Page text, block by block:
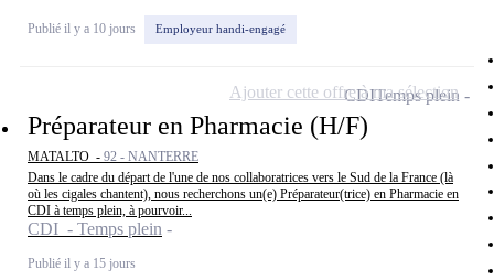
Publié il y a 10 jours Employeur handi-engagé
Préparateur en Pharmacie (H/F)
MATALTO - 92 - NANTERRE
Dans le cadre du départ de l'une de nos collaboratrices vers le Sud de la France (là
où les cigales chantent), nous recherchons un(e) Préparateur(trice) en Pharmacie en
CDI à temps plein, à pourvoir...
CDI - Temps plein
Publié il y a 15 jours
CDITemps plein
Ajouter cette offre à ma sélection